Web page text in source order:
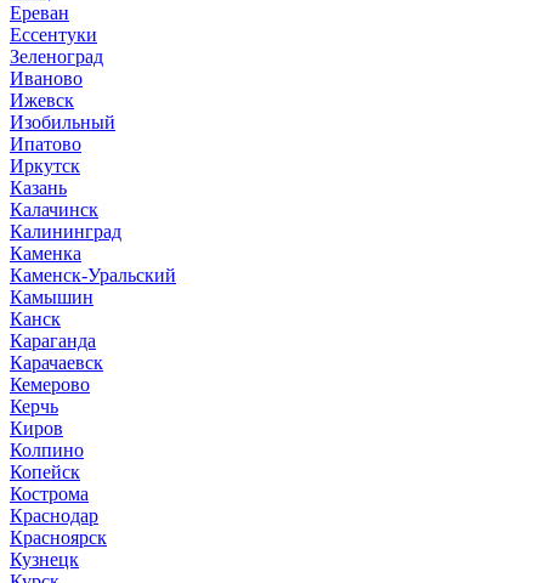
Ереван
Ессентуки
Зеленоград
Иваново
Ижевск
Изобильный
Ипатово
Иркутск
Казань
Калачинск
Калининград
Каменка
Каменск-Уральский
Камышин
Канск
Караганда
Карачаевск
Кемерово
Керчь
Киров
Колпино
Копейск
Кострома
Краснодар
Красноярск
Кузнецк